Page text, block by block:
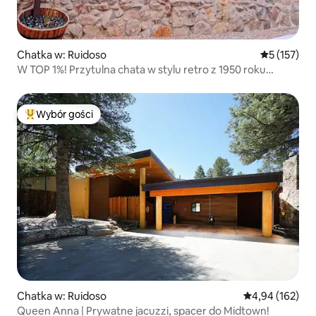
Chatka w: Ruidoso Średnia
5 (157)
W TOP 1%! Przytulna chata w stylu retro z 1950 roku
Najpopularniejsze z kategorii Wybór gości
Wybór gości
Chatka w: Ruidoso Średnia
4,94 (162)
Queen Anna | Prywatne jacuzzi, spacer do Midtown!